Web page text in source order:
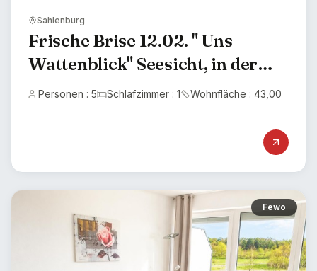
Sahlenburg
Frische Brise 12.02. " Uns
Wattenblick" Seesicht, in der
Wolskermarsch 3, 27476
Personen : 5 Schlafzimmer : 1 Wohnfläche : 43,00
Fewo